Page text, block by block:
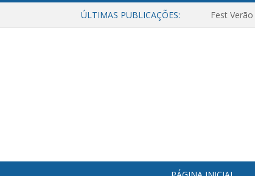
ÚLTIMAS PUBLICAÇÕES: Fest